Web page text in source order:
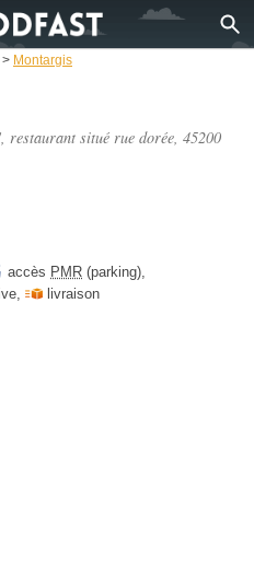
> Montargis
restaurant situé rue dorée, 45200
accès PMR (parking),
, livraison